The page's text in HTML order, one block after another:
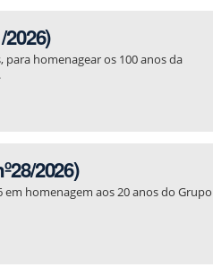
para homenagear os 100 anos da
2026)
homenagem aos 20 anos do Grupo